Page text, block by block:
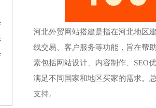
河北外贸网站搭建是指在河北地区
线交易、客户服务等功能，旨在帮
素包括网站设计、内容制作、SEO
满足不同国家和地区买家的需求。
支持。